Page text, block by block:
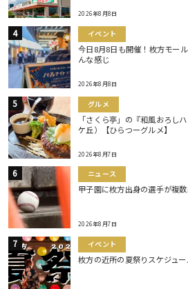
2026年8月8日
イベント
今日8月8日も開催！枚方モー
んな感じ
2026年8月8日
グルメ
「さくら亭」の『和風おろし
ケ丘）【ひらつーグルメ】
2026年8月7日
ニュース
甲子園に枚方出身の選手が複
2026年8月7日
イベント
枚方の近所の夏祭りスケジュー